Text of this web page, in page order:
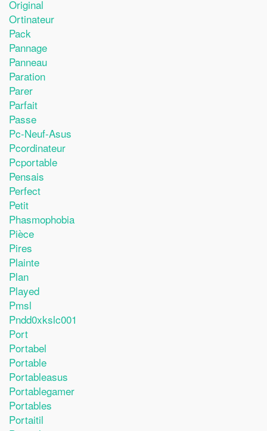
Original
Ortinateur
Pack
Pannage
Panneau
Paration
Parer
Parfait
Passe
Pc-Neuf-Asus
Pcordinateur
Pcportable
Pensais
Perfect
Petit
Phasmophobia
Pièce
Pires
Plainte
Plan
Played
Pmsl
Pndd0xkslc001
Port
Portabel
Portable
Portableasus
Portablegamer
Portables
Portaitil